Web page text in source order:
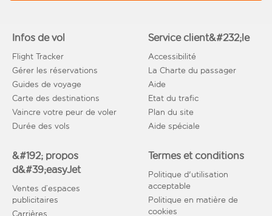
Infos de vol
Flight Tracker
Gérer les réservations
Guides de voyage
Carte des destinations
Vaincre votre peur de voler
Durée des vols
Service client&#232;le
Accessibilité
La Charte du passager
Aide
Etat du trafic
Plan du site
Aide spéciale
&#192; propos
d&#39;easyJet
Ventes d’espaces
publicitaires
Carrières
Termes et conditions
Politique d'utilisation
acceptable
Politique en matière de
cookies